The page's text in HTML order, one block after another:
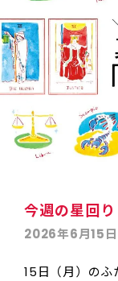
今週の星回り
2026年6月15
15日（月）のふ